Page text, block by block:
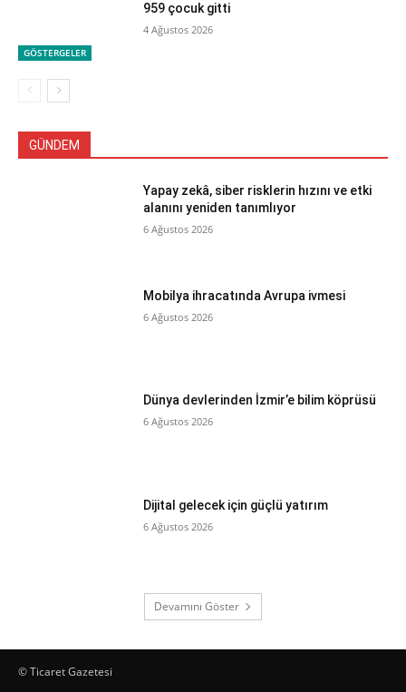
GÖSTERGELER
959 çocuk gitti
4 Ağustos 2026
GÜNDEM
Yapay zekâ, siber risklerin hızını ve etki
alanını yeniden tanımlıyor
6 Ağustos 2026
Mobilya ihracatında Avrupa ivmesi
6 Ağustos 2026
Dünya devlerinden İzmir’e bilim köprüsü
6 Ağustos 2026
Dijital gelecek için güçlü yatırım
6 Ağustos 2026
Devamını Göster
© Ticaret Gazetesi